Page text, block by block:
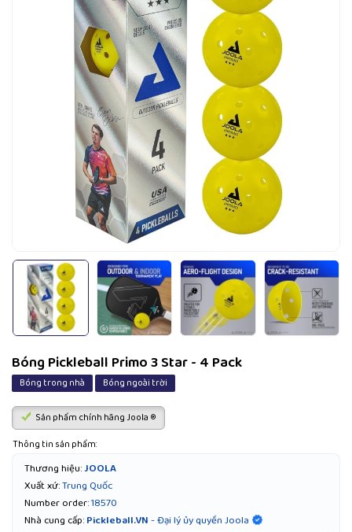
Bóng Pickleball Primo 3 Star - 4 Pack
Bóng trong nhà Bóng ngoài trời
Sản phẩm chính hãng Joola ®
Thông tin sản phẩm:
Thương hiệu:JOOLA
Xuất xứ:Trung Quốc
Number order:18570
Nhà cung cấp:Pickleball.VN- Đại lý ủy quyền Joola